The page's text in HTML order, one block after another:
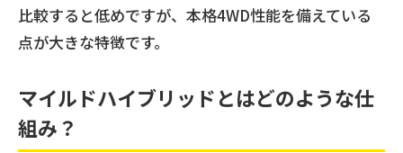
比較すると低めですが、本格4WD性能を備えている
点が大きな特徴です。
マイルドハイブリッドとはどのような仕
組み？